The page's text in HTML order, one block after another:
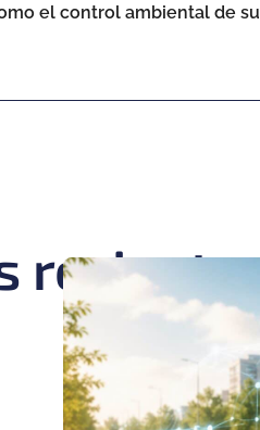
el control ambiental de